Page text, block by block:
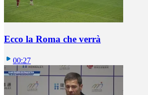
Ecco la Roma che verrà
00:27